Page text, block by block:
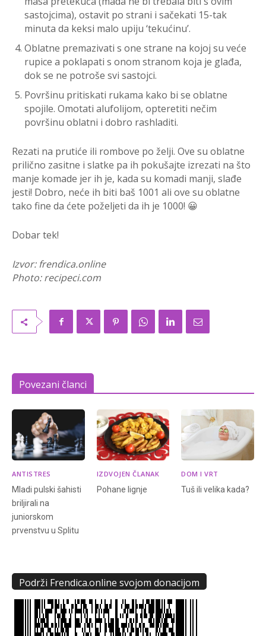
sastojcima), ostavit po strani i sačekati 15-tak
minuta da keksi malo upiju ‘tekućinu’.
Oblatne premazivati s one strane na kojoj su veće
rupice a poklapati s onom stranom koja je glađa,
dok se ne potroše svi sastojci.
Površinu pritiskati rukama kako bi se oblatne
spojile. Omotati alufolijom, opteretiti nečim
površinu oblatni i dobro rashladiti.
Rezati na prutiće ili rombove po želji. Ove su oblatne
prilično zasitne i slatke pa ih pokušajte izrezati na što
manje komade jer ih je, kada su komadi manji, slađe
jesti! Dobro, neće ih biti baš 1001 ali ove su oblatne
tako fine da ćete poželjeti da ih je 1000! 😀
Dobar tek!
Izvor: frendica.online
Photo: recipeci.com
Povezani članci
ANTISTRES
Mladi pulski šahisti
briljirali na
juniorskom
prvenstvu u Splitu
IZDVOJEN ČLANAK
Pohane lignje
DOM I VRT
Tuš ili velika kada?
Podrži Frendica.online svojom donacijom